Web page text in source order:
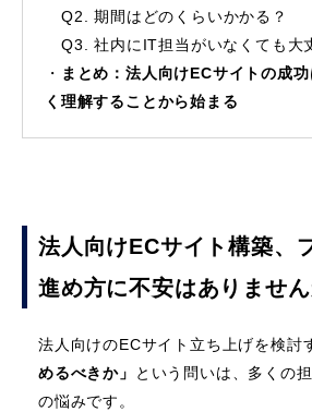
Q2. 期間はどのくらいかかる？
Q3. 社内にIT担当がいなくても大
まとめ：法人向けECサイトの成
く理解することから始まる
法人向けECサイト構築、
進め方に不安はありません
法人向けのECサイト立ち上げを検討
めるべきか」
という問いは、多くの
の悩みです。